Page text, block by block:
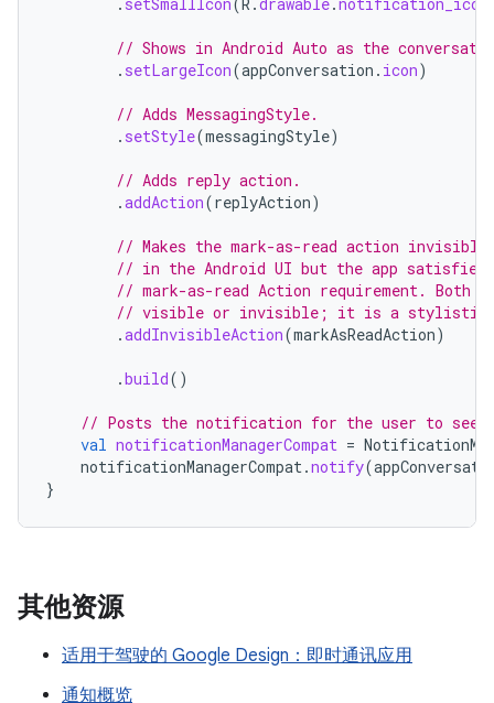
// Shows in Android Auto as the
. setLargeIcon(appConversation . icon)
// Adds MessagingStyle.
. setStyle(messagingStyle)
// Adds reply action.
.addAction(replyAction)
// Makes the mark-as-read action
// in the Android UI but the app satisfies
// mark-as-read Action requirement. Both
// visible or invisible; it is a stylistic
.addInvisibleAction(markAsReadAction)
.build()
// Posts the notification for the user to see.
val notificationManagerCompat =
notificationManagerCompat.notify(
}
其他资源
适用于驾驶的 Google Design：即时通讯应用
通知概览